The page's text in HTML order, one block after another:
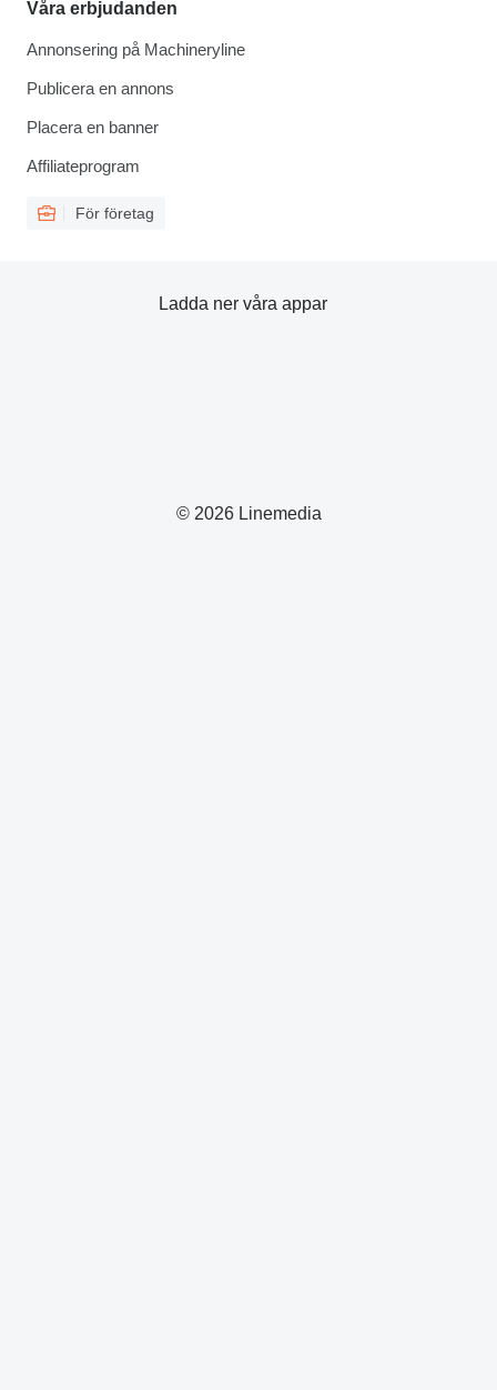
Våra erbjudanden
Annonsering på Machineryline
Publicera en annons
Placera en banner
Affiliateprogram
För företag
© 2026 Linemedia
Ladda ner våra appar